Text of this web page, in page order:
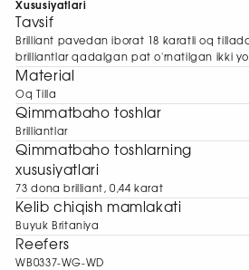
Xususiyatlari
Tavsif
Brilliant pavedan iborat 18 karatli oq
brilliantlar qadalgan pat o'rnatilgan ikki
Material
Oq Tilla
Qimmatbaho toshlar
Brilliantlar
Qimmatbaho toshlarning
xususiyatlari
73 dona brilliant, 0,44 karat
Kelib chiqish mamlakati
Buyuk Britaniya
Reefers
WB0337-WG-WD